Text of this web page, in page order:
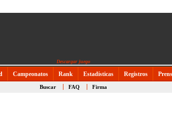
Descargar juego
Campeonatos Rank Estadísticas Registros
Buscar FAQ Firma